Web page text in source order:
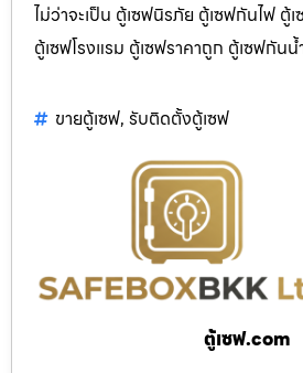
ไม่ว่าจะเป็น ตู้เซฟนิรภัย ตู้เซฟกันไฟ
ตู้เซฟโรงแรม ตู้เซฟราคาถูก ตู้เซฟกันน้
ขายตู้เซฟ, รับติดตั้งตู้เซฟ
ตู้เซฟ.com